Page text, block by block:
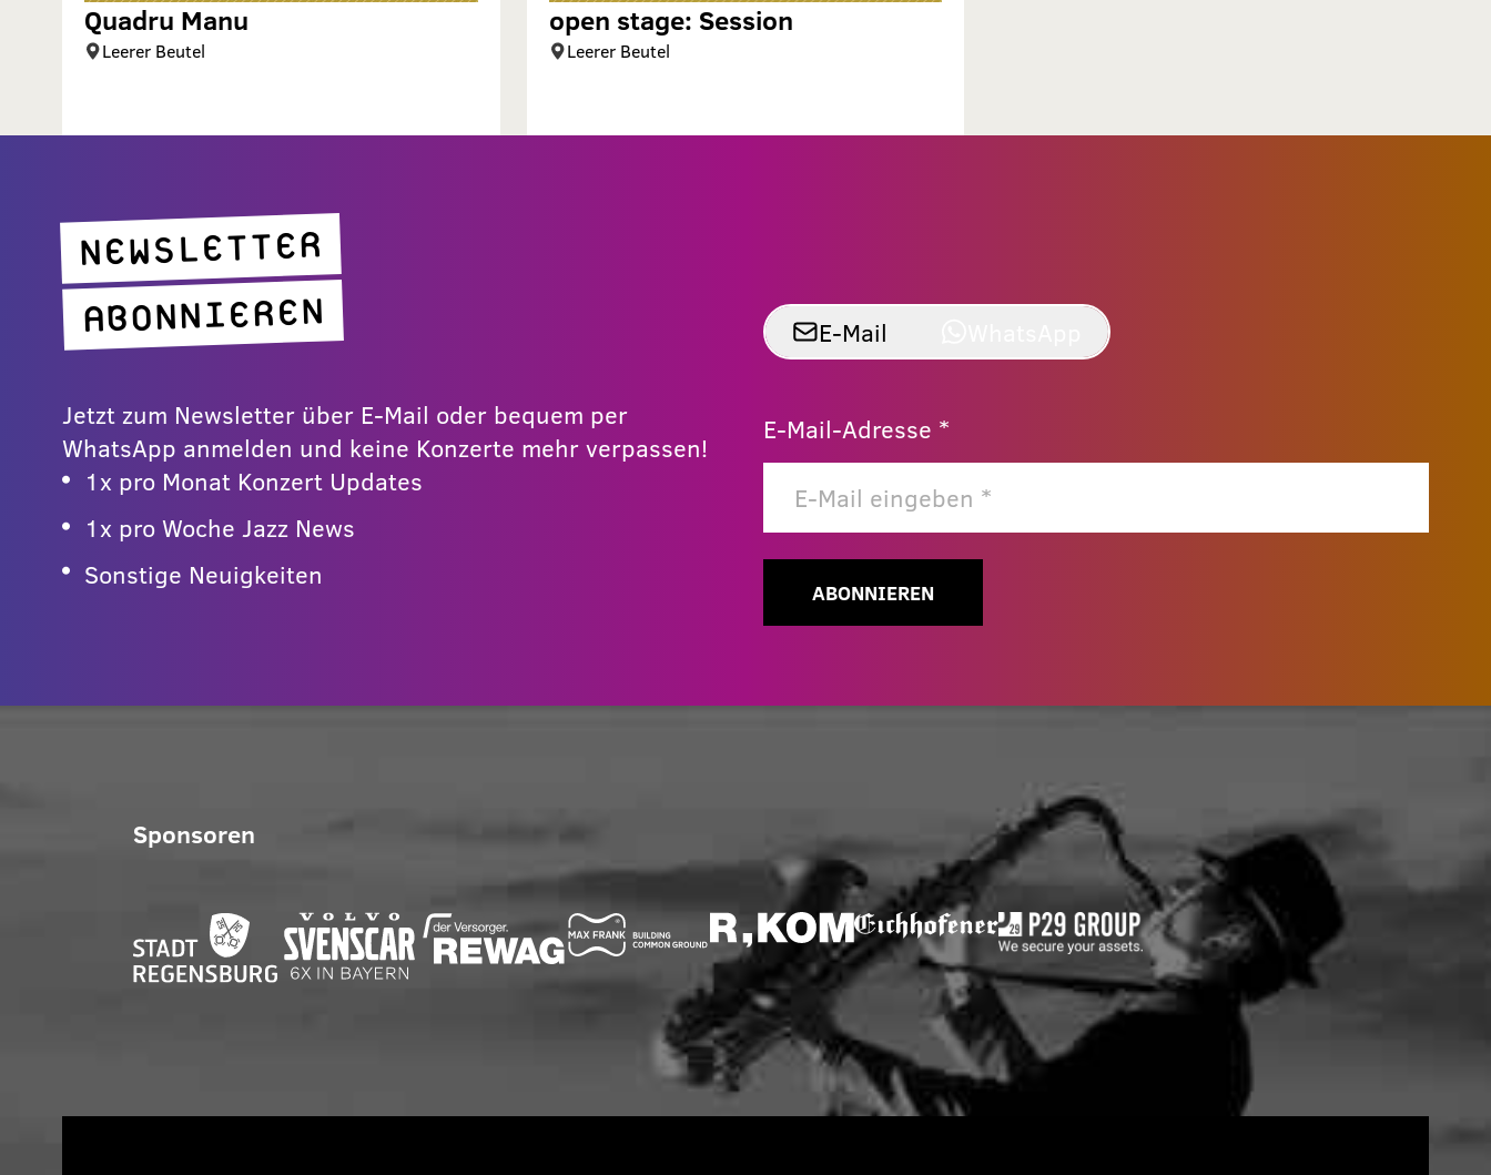
Quadru Manu
Leerer Beutel
open stage: Session
Leerer Beutel
NEWSLETTER
ABONNIEREN
Jetzt zum Newsletter über E-Mail oder bequem per
WhatsApp anmelden und keine Konzerte mehr verpassen!
1x pro Monat Konzert Updates
1x pro Woche Jazz News
Sonstige Neuigkeiten
E-Mail
E-Mail-Adresse *
ABONNIEREN
Sponsoren